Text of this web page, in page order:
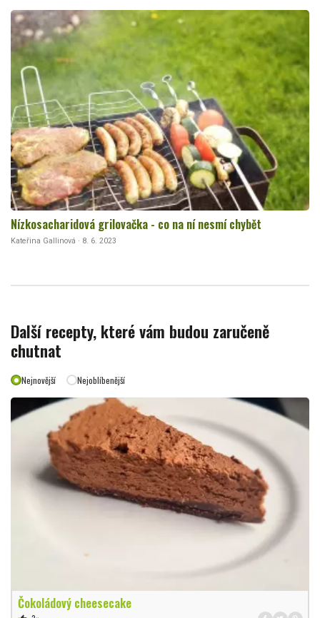
Nízkosacharidová grilovačka - co na ní nesmí chybět
Kateřina Gallinová · 8. 6. 2023
Další recepty, které vám budou zaručeně
chutnat
Nejnovější Nejoblíbenější
Čokoládový cheesecake